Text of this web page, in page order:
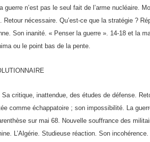
guerre n’est pas le seul fait de l’arme nucléaire.
Retour nécessaire. Qu’est-ce que la stratégie ?
Son inanité. « Penser la guerre ». 14-18 et la
ou le point bas de la pente.
critique, inattendue, des études de dé­fense.
comme échappatoire ; son impossibilité. La
sur mai 68. Nouvelle souffrance des
L’Algérie. Studieuse réaction. Son